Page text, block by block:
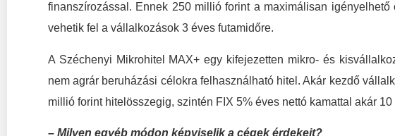
finanszírozással. Ennek 250 millió forint a maximálisan igényelhető
vehetik fel a vállalkozások 3 éves futamidőre.
A Széchenyi Mikrohitel MAX+ egy kifejezetten mikro- és
nem agrár beruházási célokra felhasználható hitel. Akár kezdő
millió forint hitelösszegig, szintén FIX 5% éves nettó kamattal akár 10
– Milyen egyéb módon képviselik a cégek érdekeit?